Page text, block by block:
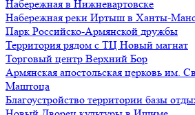
Набережная в Нижневартовске
Набережная реки Иртыш в Ханты-
Парк Российско-Армянской дружбы
Территория рядом с ТЦ Новый магнат
Торговый центр Верхний Бор
Армянская апостольская церковь им.
Маштоца
Благоустройство территории базы